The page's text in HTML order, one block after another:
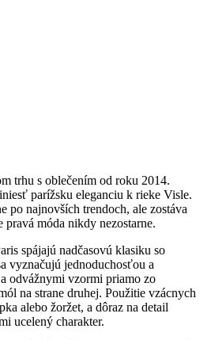
trhu s oblečením od roku 2014.
parížsku eleganciu k rieke Visle.
po najnovších trendoch, ale zostáva
pravá móda nikdy nezostarne.
spájajú nadčasovú klasiku so
vyznačujú jednoduchosťou a
odvážnymi vzormi priamo zo
na strane druhej. Použitie vzácnych
alebo žoržet, a dôraz na detail
ucelený charakter.